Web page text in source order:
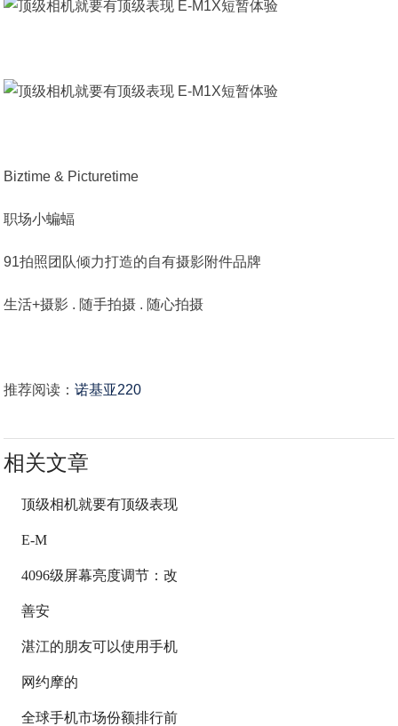
Biztime & Picturetime
职场小蝙蝠
91拍照团队倾力打造的自有摄影附件品牌
生活+摄影 . 随手拍摄 . 随心拍摄
推荐阅读：诺基亚220
相关文章
顶级相机就要有顶级表现
E-M
4096级屏幕亮度调节：改
善安
湛江的朋友可以使用手机
网约摩的
全球手机市场份额排行前